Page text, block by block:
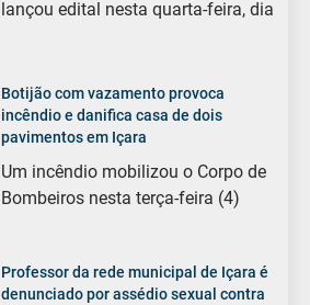
lançou edital nesta quarta-feira, dia
Botijão com vazamento provoca
incêndio e danifica casa de dois
pavimentos em Içara
Um incêndio mobilizou o Corpo de
Bombeiros nesta terça-feira (4)
Professor da rede municipal de Içara é
denunciado por assédio sexual contra